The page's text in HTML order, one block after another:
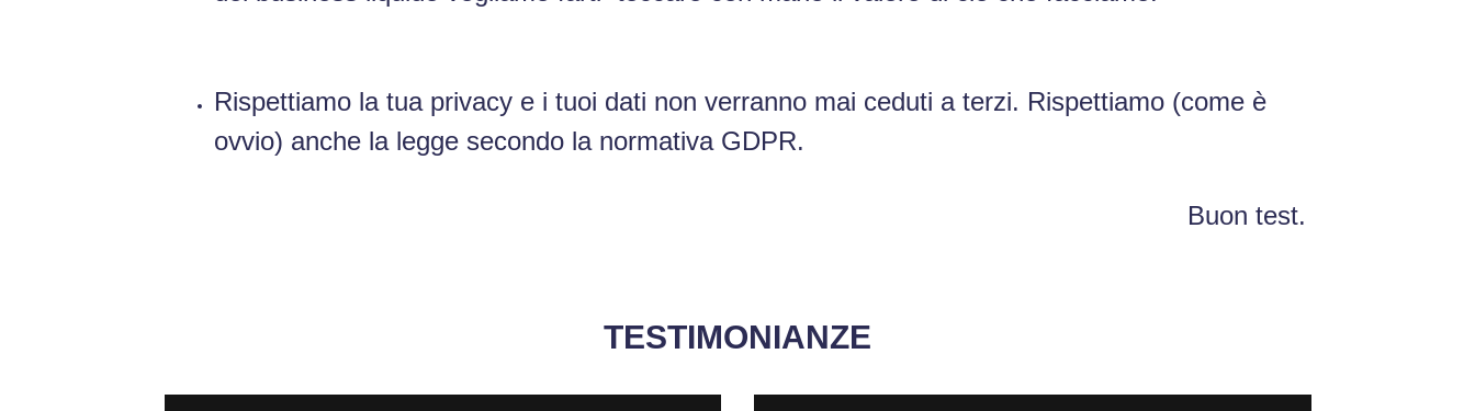
Rispettiamo la tua privacy e i tuoi dati non verranno mai ceduti a terzi. Rispettiamo (come è
ovvio) anche la legge secondo la normativa GDPR.
Buon test.
TESTIMONIANZE